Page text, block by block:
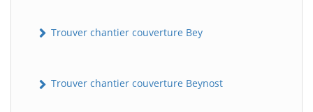
Trouver chantier couverture Bey
Trouver chantier couverture Beynost